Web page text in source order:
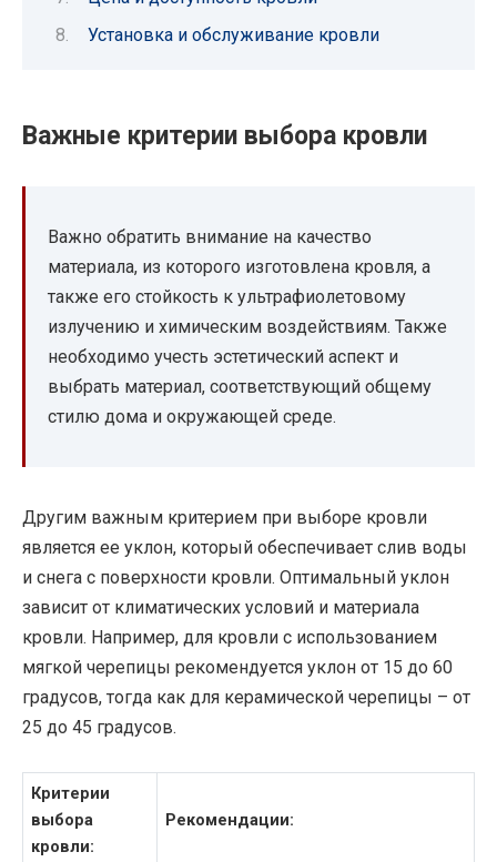
Установка и обслуживание кровли
Важные критерии выбора кровли
Важно обратить внимание на качество
материала, из которого изготовлена кровля, а
также его стойкость к ультрафиолетовому
излучению и химическим воздействиям. Также
необходимо учесть эстетический аспект и
выбрать материал, соответствующий общему
стилю дома и окружающей среде.
Другим важным критерием при выборе кровли
является ее уклон, который обеспечивает слив воды
и снега с поверхности кровли. Оптимальный уклон
зависит от климатических условий и материала
кровли. Например, для кровли с использованием
мягкой черепицы рекомендуется уклон от 15 до 60
градусов, тогда как для керамической черепицы – от
25 до 45 градусов.
Критерии
выбора
кровли:
Рекомендации: